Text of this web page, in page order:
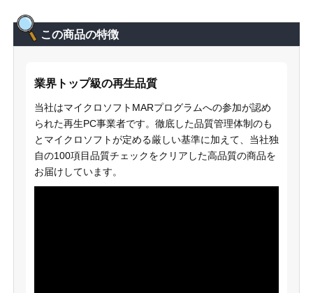
この商品の特徴
業界トップ級の再生品質
当社はマイクロソフトMARプログラムへの参加が認め
られた再生PC事業者です。徹底した品質管理体制のも
とマイクロソフトが定める厳しい基準に加えて、当社独
自の100項目品質チェックをクリアした高品質の商品を
お届けしています。